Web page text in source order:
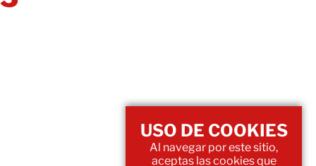
USO DE COOKIES
Al navegar por este sitio,
aceptas las cookies que